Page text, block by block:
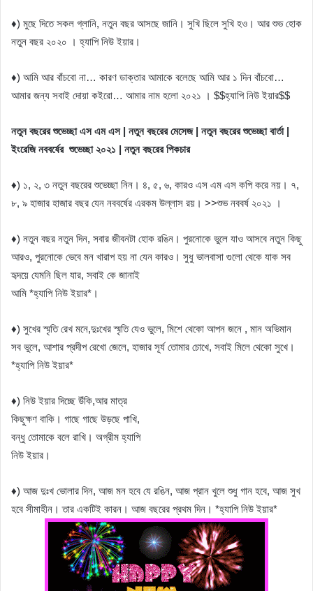
♦) মুছে দিতে সকল গ্লানি, নতুন বছর আসছে জানি। সুখি ছিলে সুখি হও। আর শুভ হোক
নতুন বছর ২০২০ । হ্যাপি নিউ ইয়ার।
♦) আমি আর বাঁচবো না… কারণ ডাক্তার আমাকে বলেছে আমি আর ১ দিন বাঁচবো…
আমার জন্য সবাই দোয়া কইরো… আমার নাম হলো ২০২১ । $$হ্যাপি নিউ ইয়ার$$
নতুন বছরের শুভেচ্ছা এস এম এস | নতুন বছরের মেসেজ | নতুন বছরের শুভেচ্ছা বার্তা |
ইংরেজি নববর্ষের শুভেচ্ছা ২০২১ | নতুন বছরের পিকচার
♦) ১, ২, ৩ নতুন বছরের শুভেচ্ছা নিন। ৪, ৫, ৬, কারও এস এম এস কপি করে নয়। ৭,
৮, ৯ হাজার হাজার বছর যেন নববর্ষের এরকম উল্লাস রয়। >>শুভ নববর্ষ ২০২১ ।
♦) নতুন বছর নতুন দিন, সবার জীবনটা হোক রঙিন। পুরনোকে ভুলে যাও আসবে নতুন কিছু
আরও, পুরনোকে ভেবে মন খারাপ হয় না যেন কারও। সুধু ভালবাসা গুলো থেকে যাক সব
হৃদয়ে যেমনি ছিল যার, সবাই কে জানাই
আমি *হ্যাপি নিউ ইয়ার*।
♦) সুখের স্মৃতি রেখ মনে,দুঃখের স্মৃতি যেও ভুলে, মিশে থেকো আপন জনে , মান অভিমান
সব ভুলে, আশার প্রদীপ রেখো জেলে, হাজার সূর্য তোমার চোখে, সবাই মিলে থেকো সুখে।
*হ্যাপি নিউ ইয়ার*
♦) নিউ ইয়ার দিচ্ছে উঁকি,আর মাত্র
কিছুক্ষণ বাকি। গাছে গাছে উড়ছে পাখি,
বন্ধু তোমাকে বলে রাখি। অগ্রীম হ্যাপি
নিউ ইয়ার।
♦) আজ দুঃখ ভোলার দিন, আজ মন হবে যে রঙিন, আজ প্রান খুলে শুধু গান হবে, আজ সুখ
হবে সীমাহীন। তার একটিই কারন। আজ বছরের প্রথম দিন। *হ্যাপি নিউ ইয়ার*